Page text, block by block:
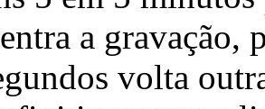
a gravação,
volta